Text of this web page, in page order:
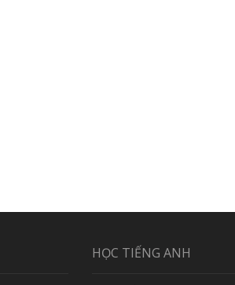
HỌC TIẾNG ANH